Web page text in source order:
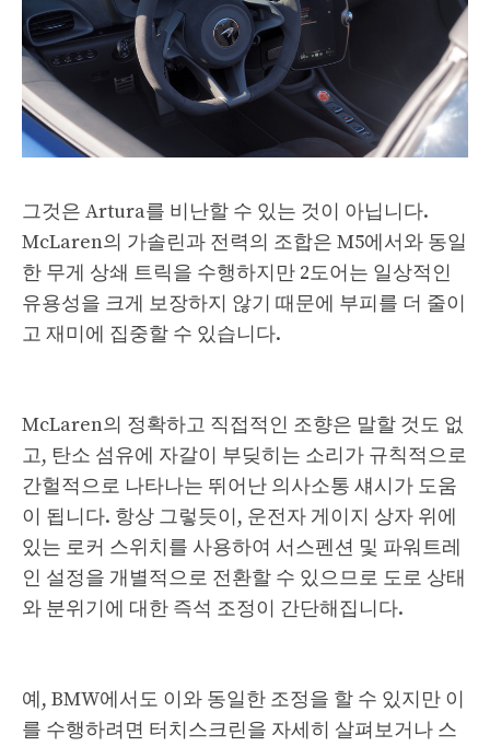
그것은 Artura를 비난할 수 있는 것이 아닙니다.
McLaren의 가솔린과 전력의 조합은 M5에서와 동일
한 무게 상쇄 트릭을 수행하지만 2도어는 일상적인
유용성을 크게 보장하지 않기 때문에 부피를 더 줄이
고 재미에 집중할 수 있습니다.
McLaren의 정확하고 직접적인 조향은 말할 것도 없
고, 탄소 섬유에 자갈이 부딪히는 소리가 규칙적으로
간헐적으로 나타나는 뛰어난 의사소통 섀시가 도움
이 됩니다. 항상 그렇듯이, 운전자 게이지 상자 위에
있는 로커 스위치를 사용하여 서스펜션 및 파워트레
인 설정을 개별적으로 전환할 수 있으므로 도로 상태
와 분위기에 대한 즉석 조정이 간단해집니다.
예, BMW에서도 이와 동일한 조정을 할 수 있지만 이
를 수행하려면 터치스크린을 자세히 살펴보거나 스